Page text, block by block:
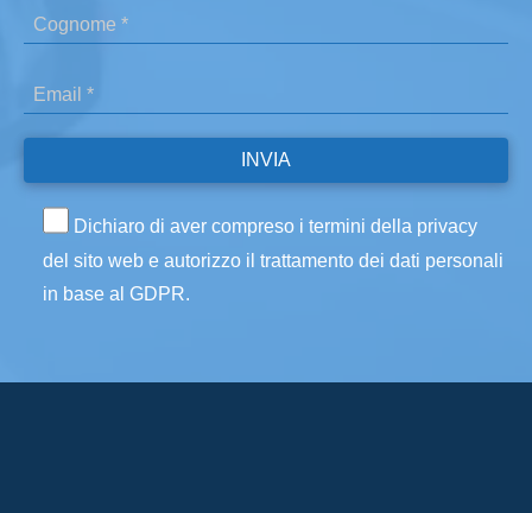
Dichiaro di aver compreso i termini della privacy
del sito web e autorizzo il trattamento dei dati personali
in base al GDPR.